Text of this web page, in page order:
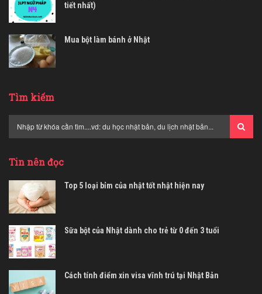
tiết nhất)
Mua bột làm bánh ở Nhật
Tìm kiếm
Tin nên đọc
Top 5 loại bỉm của nhật tốt nhật hiện nay
Sữa bột của Nhật dành cho trẻ từ 0 đến 3 tuổi
Cách tính điểm xin visa vĩnh trú tại Nhật Bản